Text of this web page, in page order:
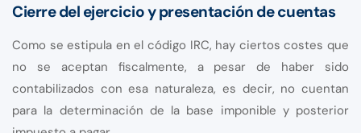
Cierre del ejercicio y presentación de cuentas
Como se estipula en el código IRC, hay ciertos costes que
no se aceptan fiscalmente, a pesar de haber sido
contabilizados con esa naturaleza, es decir, no cuentan
para la determinación de la base imponible y posterior